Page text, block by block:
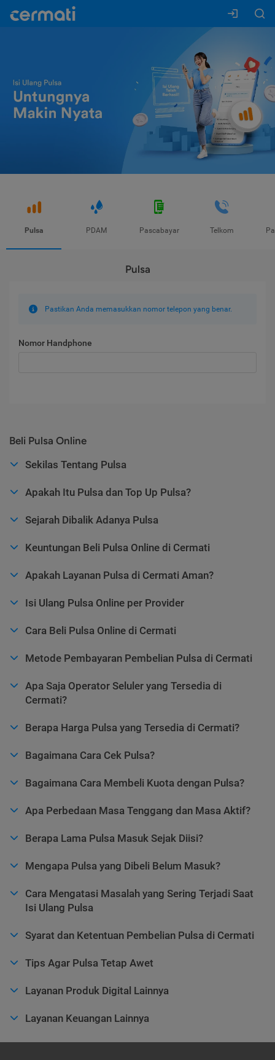
Pulsa PDAM Pascabayar Telkom
Pulsa
Pastikan Anda memasukkan nomor telepon yang benar.
Nomor Handphone
Beli Pulsa Online
Sekilas Tentang Pulsa
Apakah Itu Pulsa dan Top Up Pulsa?
Sejarah Dibalik Adanya Pulsa
Keuntungan Beli Pulsa Online di Cermati
Apakah Layanan Pulsa di Cermati Aman?
Isi Ulang Pulsa Online per Provider
Cara Beli Pulsa Online di Cermati
Metode Pembayaran Pembelian Pulsa di Cermati
Apa Saja Operator Seluler yang Tersedia di
Cermati?
Berapa Harga Pulsa yang Tersedia di Cermati?
Bagaimana Cara Cek Pulsa?
Bagaimana Cara Membeli Kuota dengan Pulsa?
Apa Perbedaan Masa Tenggang dan Masa Aktif?
Berapa Lama Pulsa Masuk Sejak Diisi?
Mengapa Pulsa yang Dibeli Belum Masuk?
Cara Mengatasi Masalah yang Sering Terjadi Saat
Isi Ulang Pulsa
Syarat dan Ketentuan Pembelian Pulsa di Cermati
Tips Agar Pulsa Tetap Awet
Layanan Produk Digital Lainnya
Layanan Keuangan Lainnya